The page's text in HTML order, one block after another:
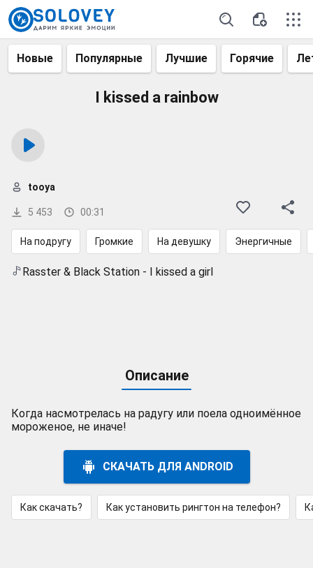
Новые Популярные Лучшие Горячие
I kissed a rainbow
5 453 00:31
tooya
На подругу Громкие На девушку Энергичные
Rasster & Black Station - I kissed a girl
Описание
Когда насмотрелась на радугу или поела одноимённое
мороженое, не иначе!
СКАЧАТЬ ДЛЯ ANDROID
Как скачать? Как установить рингтон на телефон?